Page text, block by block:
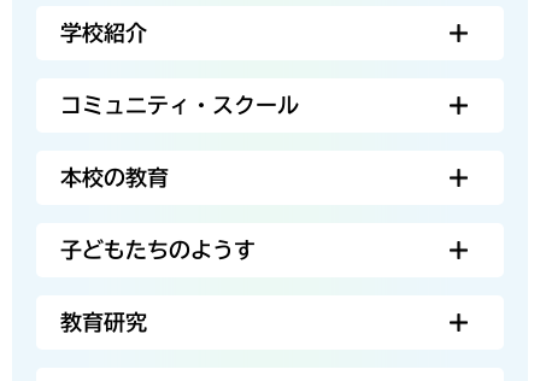
学校紹介
コミュニティ・スクール
本校の教育
子どもたちのようす
教育研究